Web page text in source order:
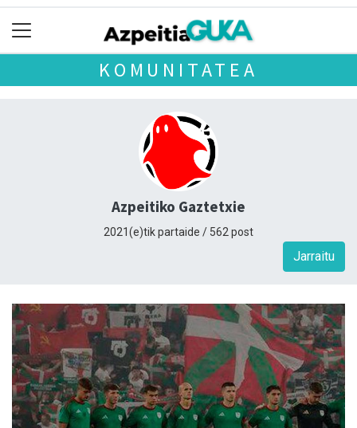
KOMUNITATEA
Azpeitiko Gaztetxie
2021(e)tik partaide / 562 post
Jarraitu